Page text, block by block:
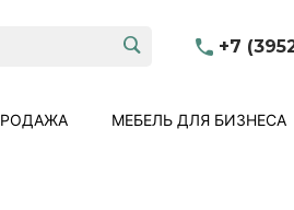
+7
МЕБЕЛЬ ДЛЯ БИЗНЕСА